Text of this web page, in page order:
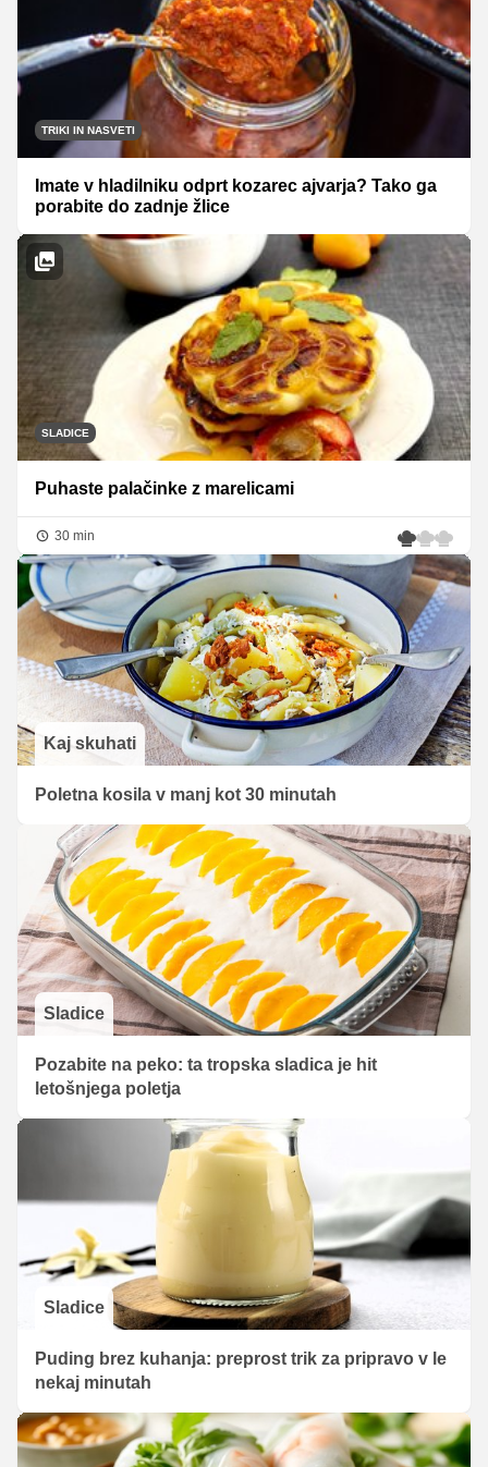
TRIKI IN NASVETI
Imate v hladilniku odprt kozarec ajvarja? Tako ga
porabite do zadnje žlice
SLADICE
Puhaste palačinke z marelicami
30 min
Kaj skuhati
Poletna kosila v manj kot 30 minutah
Sladice
Pozabite na peko: ta tropska sladica je hit
letošnjega poletja
Sladice
Puding brez kuhanja: preprost trik za pripravo v le
nekaj minutah